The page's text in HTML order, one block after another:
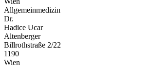
Allgemeinmedizin
Dr.
Hadice Ucar
Altenberger
Billrothstraße 2/22
1190
Wien